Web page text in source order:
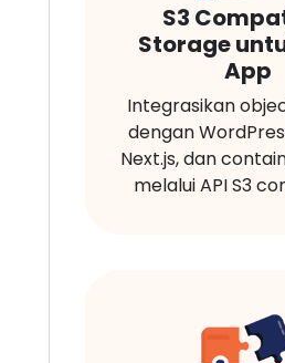
S3
Storage
App
Integrasikan
dengan
Next.js, dan
melalui API S3